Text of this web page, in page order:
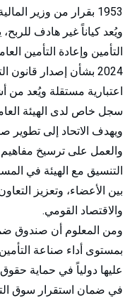
ويُعد كياناً غير هادف
2024 بشأن إصدار
اعتبارية مستقلة ويُعد
سجل خاص لدى الهيئة
ويهدف الاتحاد إلى تطوير
والعمل على ترسيخ مفاهيم
التنسيق مع الهيئة في
بين الأعضاء، وتعزيز
والاقتصاد القومي.
ومن المعلوم أن صندوق
بمستوى أداء صناعة
عليها دولياً في حماية
في ضمان استقرار سوق